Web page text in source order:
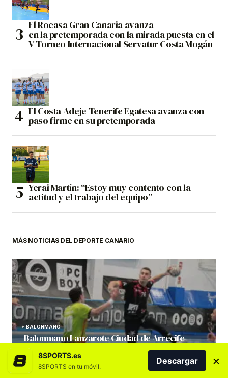
El Rocasa Gran Canaria avanza
en la pretemporada con la mirada puesta en el
V Torneo Internacional Servatur Costa Mogán
El Costa Adeje Tenerife Egatesa avanza con
paso firme en su pretemporada
Yerai Martín: “Estoy muy contento con la
actitud y el trabajo del equipo”
MÁS NOTICIAS DEL DEPORTE CANARIO
BALONMANO
Balonmano Lanzarote Ciudad de Arrecife
aplaca los nervios y logra la victoria
por Redacción 17/11/2025 10:26
8SPORTS.es
8SPORTS en tu móvil.
Descargar ×